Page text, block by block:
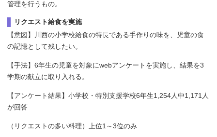
管理を行うもの。
リクエスト給食を実施
【意図】川西の小学校給食の特長である手作りの味を、児童の食
の記憶として残したい。
【手法】6年生の児童を対象にwebアンケートを実施し、結果を3
学期の献立に取り入れる。
【アンケート結果】小学校・特別支援学校6年生1,254人中1,171人
が回答
（リクエストの多い料理）上位1～3位のみ